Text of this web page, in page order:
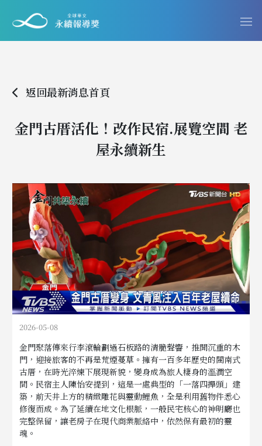
返回最新消息首頁
金門古厝活化！改作民宿.展覽空間 老
屋永續新生
2026-05-08
金門聚落傳來行李滾輪劃過石板路的清脆聲響，推開沉重的木
門，迎接旅客的不再是荒煙蔓草。擁有一百多年歷史的閩南式
古厝，在時光淬煉下展現新貌，變身成為旅人棲身的溫潤空
間。民宿主人陳怡安提到，這是一處典型的「一落四攑頭」建
築，前天井上方的精緻雕花與靈動鯉魚，全是利用舊物件悉心
修復而成。為了延續在地文化根脈，一般民宅核心的神明廳也
完整保留，讓老房子在現代商業脈絡中，依然保有最初的靈
魂。